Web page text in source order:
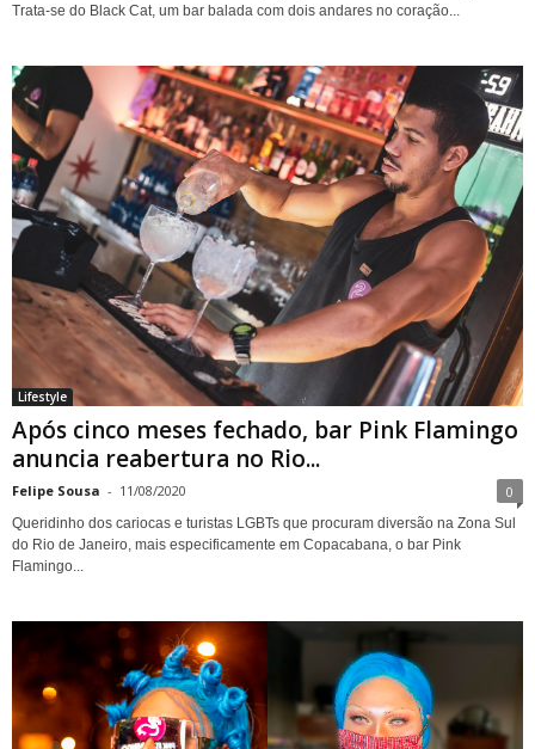
Trata-se do Black Cat, um bar balada com dois andares no coração...
Lifestyle
Após cinco meses fechado, bar Pink Flamingo
anuncia reabertura no Rio...
Felipe Sousa - 11/08/2020 0
Queridinho dos cariocas e turistas LGBTs que procuram diversão na Zona Sul
do Rio de Janeiro, mais especificamente em Copacabana, o bar Pink
Flamingo...